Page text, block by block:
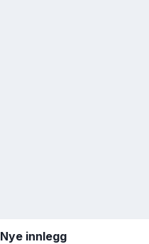
Nye innlegg